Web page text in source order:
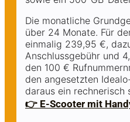
Die monatliche
über 24 Monate. Für
einmalig 239,95 €,
Anschlussgebühr und
den 100 €
den angesetzten
daraus ein rechnerisch
👉 E-Scooter mit